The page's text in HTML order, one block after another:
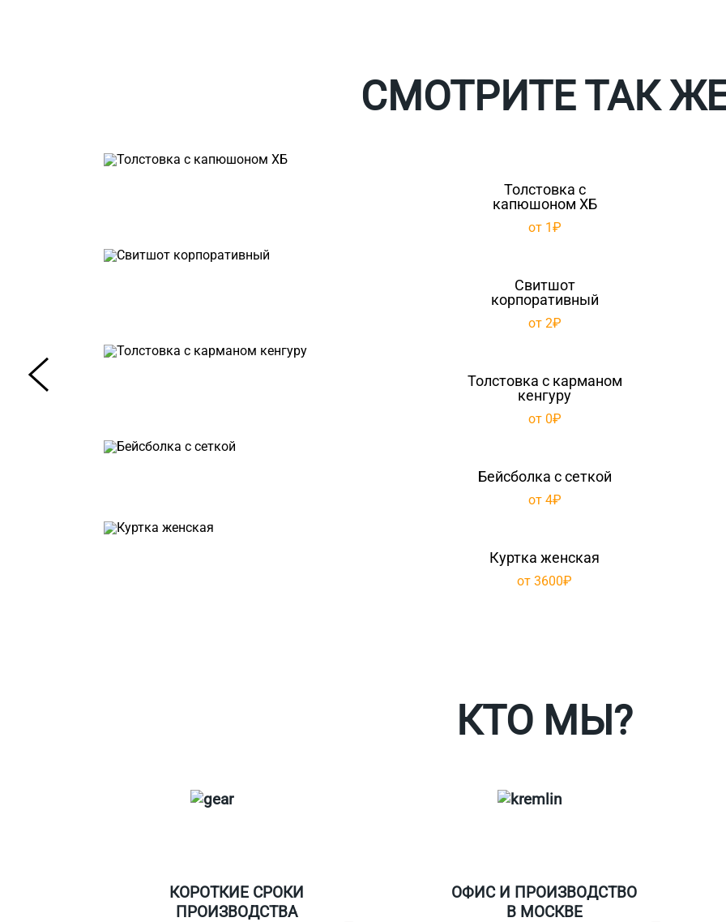
СМОТРИТЕ ТАК
Толстовка с
капюшоном ХБ
от 1₽
Свитшот
корпоративный
от 2₽
Толстовка с карманом
кенгуру
от 0₽
Бейсболка с сеткой
от 4₽
Куртка женская
от 3600₽
КТО МЫ?
КОРОТКИЕ СРОКИ
ПРОИЗВОДСТВА
ОФИС И ПРОИЗВОДСТВО
В МОСКВЕ